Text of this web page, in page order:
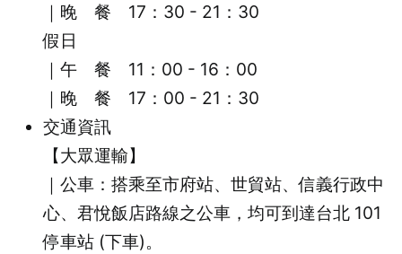
｜晚 餐 17：30 - 21：30
假日
｜午 餐 11：00 - 16：00
｜晚 餐 17：00 - 21：30
交通資訊
【大眾運輸】
｜公車：搭乘至市府站、世貿站、信義行政中
心、君悅飯店路線之公車，均可到達台北 101
停車站 (下車)。